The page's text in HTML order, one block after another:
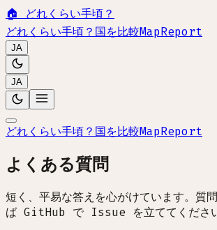
🏠 どれくらい手頃？
どれくらい手頃？ 国を比較MapReport
JA
JA
どれくらい手頃？ 国を比較MapReport
よくある質問
短く、平易な答えを心がけています。質
ば GitHub で Issue を立ててください